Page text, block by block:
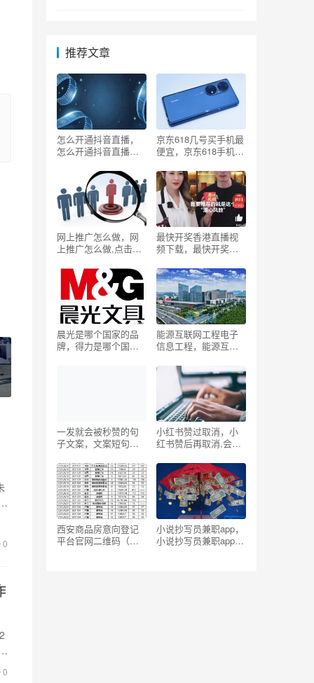
0
0
推荐文章
怎么开通抖音直播，
怎么开通抖音直播带
京东618几号买手机最
便宜，京东618手机什
网上推广怎么做，网
上推广怎么做,点击查
最快开奖香港直播视
频下载，最快开奖香
晨光是哪个国家的品
牌，得力是哪个国家
能源互联网工程电子
信息工程，能源互联
向？
一发就会被秒赞的句
子文案，文案短句干
小红书赞过取消，小
红书赞后再取消,会不
西安商品房意向登记
平台官网二维码（西
小说抄写员兼职app，
小说抄写员兼职app下